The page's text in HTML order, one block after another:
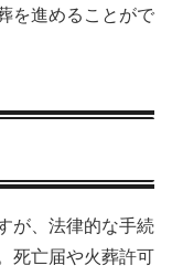
を進めることがで
が、法律的な手続
死亡届や火葬許可